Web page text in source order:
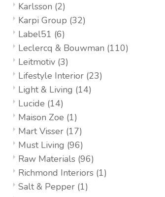
Karlsson (2)
Karpi Group (32)
Label51 (6)
Leclercq & Bouwman (110)
Leitmotiv (3)
Lifestyle Interior (23)
Light & Living (14)
Lucide (14)
Maison Zoe (1)
Mart Visser (17)
Must Living (96)
Raw Materials (96)
Richmond Interiors (1)
Salt & Pepper (1)